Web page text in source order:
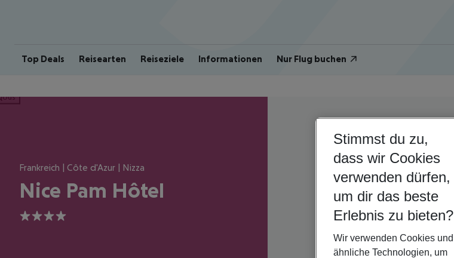
Top Deals Reisearten Reiseziele Informationen Nur Flug buchen
Frankreich | Côte d'Azur | Nizza
Nice Pam Hôtel
4
Stimmst du zu,
dass wir Cookies
verwenden dürfen,
um dir das beste
Erlebnis zu bieten?
Wir verwenden Cookies und
ähnliche Technologien, um